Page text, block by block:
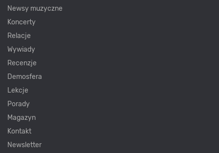
Newsy muzyczne
Koncerty
Relacje
Wywiady
Recenzje
Demosfera
Lekcje
Porady
Magazyn
Kontakt
Newsletter